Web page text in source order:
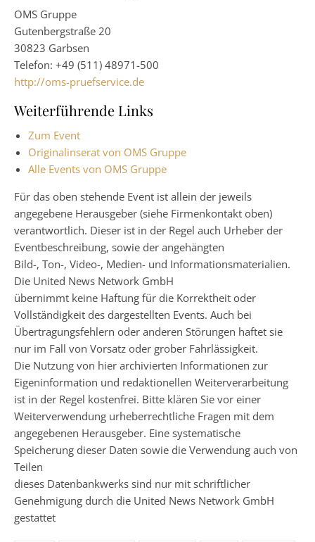
OMS Gruppe
Gutenbergstraße 20
30823 Garbsen
Telefon: +49 (511) 48971-500
http://oms-pruefservice.de
Weiterführende Links
Zum Event
Originalinserat von OMS Gruppe
Alle Events von OMS Gruppe
Für das oben stehende Event ist allein der jeweils
angegebene Herausgeber (siehe Firmenkontakt oben)
verantwortlich. Dieser ist in der Regel auch Urheber der
Eventbeschreibung, sowie der angehängten
Bild-, Ton-, Video-, Medien- und Informationsmaterialien.
Die United News Network GmbH
übernimmt keine Haftung für die Korrektheit oder
Vollständigkeit des dargestellten Events. Auch bei
Übertragungsfehlern oder anderen Störungen haftet sie
nur im Fall von Vorsatz oder grober Fahrlässigkeit.
Die Nutzung von hier archivierten Informationen zur
Eigeninformation und redaktionellen Weiterverarbeitung
ist in der Regel kostenfrei. Bitte klären Sie vor einer
Weiterverwendung urheberrechtliche Fragen mit dem
angegebenen Herausgeber. Eine systematische
Speicherung dieser Daten sowie die Verwendung auch von
Teilen
dieses Datenbankwerks sind nur mit schriftlicher
Genehmigung durch die United News Network GmbH
gestattet